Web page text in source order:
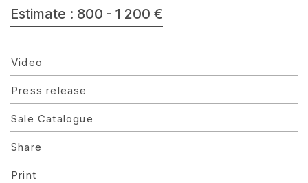
Estimate : 800 - 1 200 €
Video
Press release
Sale Catalogue
Share
Print